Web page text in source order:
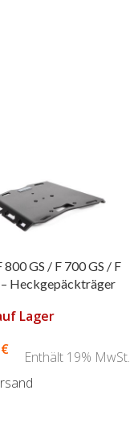
GS / F 700 GS / F
– Heckgepäckträger
Lager
€
Enthält 19% MwSt.